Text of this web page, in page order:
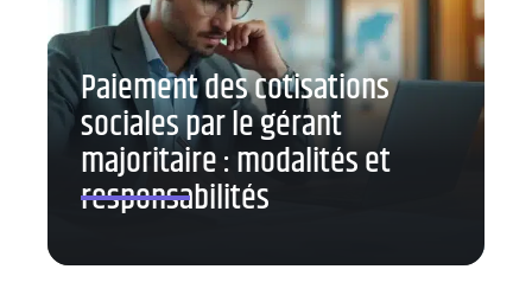
Paiement des cotisations
sociales par le gérant
majoritaire : modalités et
responsabilités